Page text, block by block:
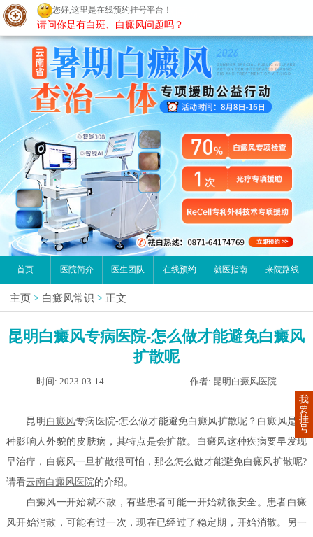
昆明白癜风医院
首页 医院简介 医生团队 在线预约 就医指南 来院路线
主页 > 白癜风常识 > 正文
昆明白癜风专病医院-怎么做才能避免白癜风
扩散呢
时间: 2023-03-14 作者: 昆明白癜风医院
昆明 白癜风专病医院-怎么做才能避免白癜风扩散呢？白癜风是一
种影响人外貌的皮肤病，其特点是会扩散。白癜风这种疾病要早发现
早治疗，白癜风一旦扩散很可怕，那么怎么做才能避免白癜风扩散呢?
请看云南白癜风医院的介绍。
白癜风一开始就不散，有些患者可能一开始就很安全。患者白癜
风开始消散，可能有过一次，现在已经过了稳定期，开始消散。另一
我
要
挂
号
您好,这里是在线预约挂号平台！
请问你是有白斑、白癜风问题吗？